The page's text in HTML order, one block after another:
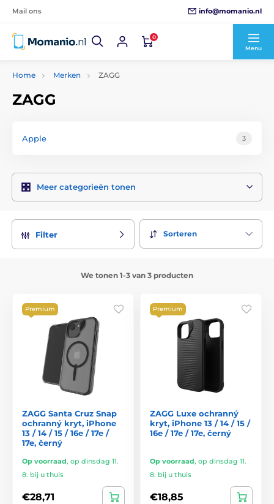
Mail ons info@momanio.nl
0
Menu
Home Merken ZAGG
ZAGG
Apple 3
Meer categorieën tonen
Filter Sorteren
We tonen 1-3 van 3 producten
Premium
ZAGG Santa Cruz Snap
ochranný kryt, iPhone
13 / 14 / 15 / 16e / 17e /
17e, černý
Op voorraad, op dinsdag 11.
8. bij u thuis
€28,71
Premium
ZAGG Luxe ochranný
kryt, iPhone 13 / 14 / 15 /
16e / 17e / 17e, černý
Op voorraad, op dinsdag 11.
8. bij u thuis
€18,85